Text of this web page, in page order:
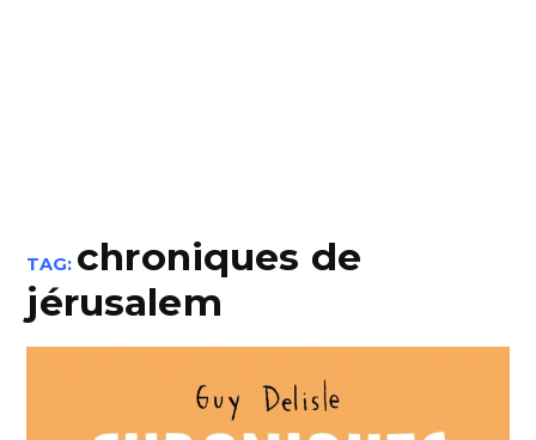
TAG: chroniques de
jérusalem